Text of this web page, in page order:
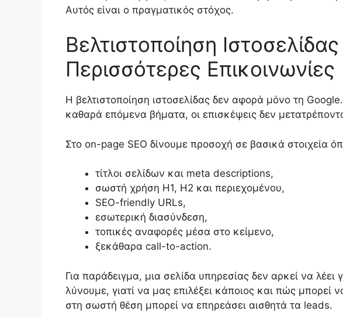
Αυτός είναι ο πραγματικός στόχος.
Βελτιστοποίηση
Περισσότερες Επικοινωνίες
Η βελτιστοποίηση ιστοσελίδας δεν αφορά μόνο τη
καθαρά επόμενα βήματα, οι επισκέψεις δεν
Στο on-page SEO δίνουμε προσοχή σε βασικά στοιχεία
τίτλοι σελίδων και meta descriptions,
σωστή χρήση H1, H2 και περιεχομένου,
SEO-friendly URLs,
εσωτερική διασύνδεση,
τοπικές αναφορές μέσα στο κείμενο,
ξεκάθαρα call-to-action.
Για παράδειγμα, μια σελίδα υπηρεσίας δεν αρκεί να
λύνουμε, γιατί να μας επιλέξει κάποιος και πώς
στη σωστή θέση μπορεί να επηρεάσει αισθητά τα leads.